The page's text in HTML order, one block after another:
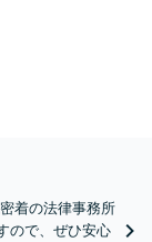
着の法律事務所
ので、ぜひ安心